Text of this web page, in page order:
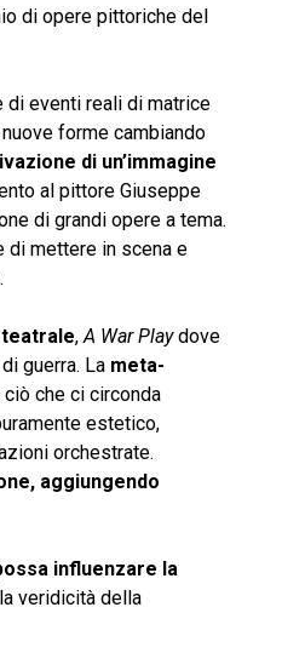
di opere pittoriche del
eventi reali di matrice
forme cambiando
di un’immagine
al pittore Giuseppe
di grandi opere a tema.
di mettere in scena e
, A War Playdove
guerra. La meta-
che ci circonda
estetico,
orchestrate.
aggiungendo
influenzare la
veridicità della